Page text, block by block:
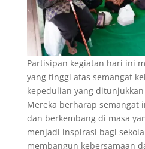
Partisipan kegiatan hari ini
yang tinggi atas semangat
kepedulian yang
Mereka berharap semangat
dan berkembang di masa
menjadi inspirasi bagi
membangun kebersamaan